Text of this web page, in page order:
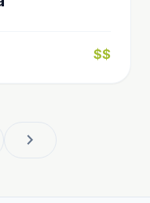
$$
chevron_right